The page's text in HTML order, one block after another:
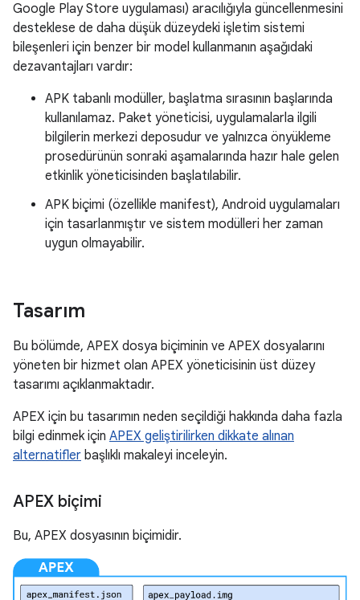
Google Play Store uygulaması) aracılığıyla güncellenmesini
desteklese de daha düşük düzeydeki işletim sistemi
bileşenleri için benzer bir model kullanmanın aşağıdaki
dezavantajları vardır:
APK tabanlı modüller, başlatma sırasının başlarında
kullanılamaz. Paket yöneticisi, uygulamalarla ilgili
bilgilerin merkezi deposudur ve yalnızca önyükleme
prosedürünün sonraki aşamalarında hazır hale gelen
etkinlik yöneticisinden başlatılabilir.
APK biçimi (özellikle manifest), Android uygulamaları
için tasarlanmıştır ve sistem modülleri her zaman
uygun olmayabilir.
Tasarım
Bu bölümde, APEX dosya biçiminin ve APEX dosyalarını
yöneten bir hizmet olan APEX yöneticisinin üst düzey
tasarımı açıklanmaktadır.
APEX için bu tasarımın neden seçildiği hakkında daha fazla
bilgi edinmek için APEX geliştirilirken dikkate alınan
alternatifler başlıklı makaleyi inceleyin.
APEX biçimi
Bu, APEX dosyasının biçimidir.